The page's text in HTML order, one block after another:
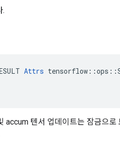
.
Attrs
accum 텐서 업데이트는 잠금으